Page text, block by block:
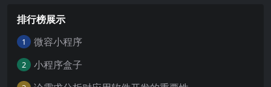
排行榜展示
1 微容小程序
2 小程序盒子